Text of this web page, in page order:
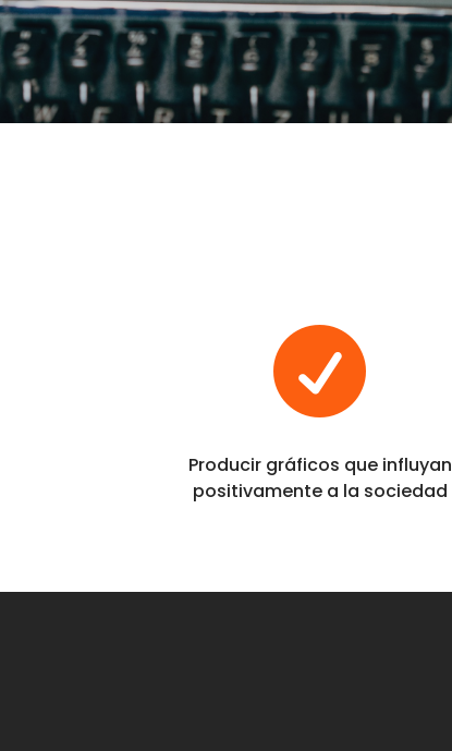

Producir gráficos que influyan
positivamente a la sociedad